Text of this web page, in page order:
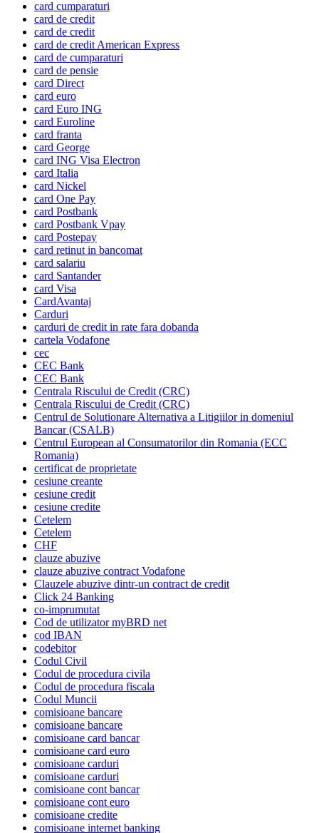
card cumparaturi
card de credit
card de credit
card de credit American Express
card de cumparaturi
card de pensie
card Direct
card euro
card Euro ING
card Euroline
card franta
card George
card ING Visa Electron
card Italia
card Nickel
card One Pay
card Postbank
card Postbank Vpay
card Postepay
card retinut in bancomat
card salariu
card Santander
card Visa
CardAvantaj
Carduri
carduri de credit in rate fara dobanda
cartela Vodafone
cec
CEC Bank
CEC Bank
Centrala Riscului de Credit (CRC)
Centrala Riscului de Credit (CRC)
Centrul de Solutionare Alternativa a Litigiilor in domeniul
Bancar (CSALB)
Centrul European al Consumatorilor din Romania (ECC
Romania)
certificat de proprietate
cesiune creante
cesiune credit
cesiune credite
Cetelem
Cetelem
CHF
clauze abuzive
clauze abuzive contract Vodafone
Clauzele abuzive dintr-un contract de credit
Click 24 Banking
co-imprumutat
Cod de utilizator myBRD net
cod IBAN
codebitor
Codul Civil
Codul de procedura civila
Codul de procedura fiscala
Codul Muncii
comisioane bancare
comisioane bancare
comisioane card bancar
comisioane card euro
comisioane carduri
comisioane carduri
comisioane cont bancar
comisioane cont euro
comisioane credite
comisioane internet banking